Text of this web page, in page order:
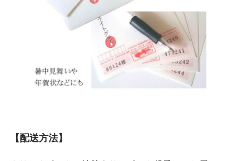
【配送方法】